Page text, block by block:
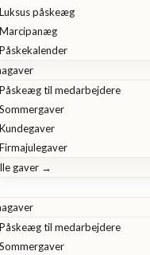
Luksus påskeæg
Marcipanæg
Påskekalender
Påskeæg til medarbejdere
Sommergaver
Kundegaver
Firmajulegaver
gaver →
Påskeæg til medarbejdere
Sommergaver